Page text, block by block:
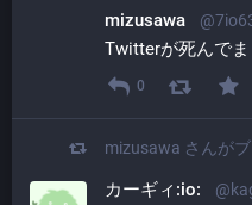
mizusawa
Twitterが死んでま
0
mizusawa さんが
カーギィ:io: